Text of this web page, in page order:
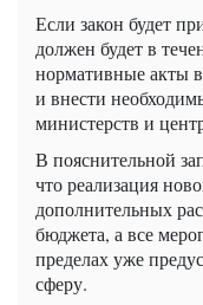
Если закон будет
должен будет в
нормативные акты
и внести
министерств и
В пояснительной
что реализация
дополнительных
бюджета, а все
пределах уже
сферу.